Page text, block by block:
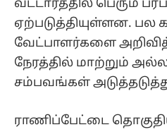
வட்டாரத்தில் பெரும்
ஏற்படுத்தியுள்ளன. பல
வேட்பாளர்களை
நேரத்தில் மாற்றும்
சம்பவங்கள்
ராணிப்பேட்டை